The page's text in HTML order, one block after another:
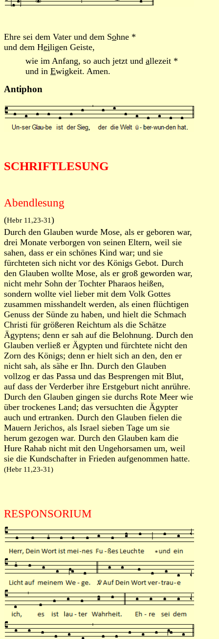
Ehre sei dem Vater und dem Sohne *
und dem Heiligen Geiste,
wie im Anfang, so auch jetzt und allezeit *
und in Ewigkeit. Amen.
Antiphon
SCHRIFTLESUNG
Abendlesung
(Hebr 11,23-31)
Durch den Glauben wurde Mose, als er geboren war,
drei Monate verborgen von seinen Eltern, weil sie
sahen, dass er ein schönes Kind war; und sie
fürchteten sich nicht vor des Königs Gebot. Durch
den Glauben wollte Mose, als er groß geworden war,
nicht mehr Sohn der Tochter Pharaos heißen,
sondern wollte viel lieber mit dem Volk Gottes
zusammen misshandelt werden, als einen flüchtigen
Genuss der Sünde zu haben, und hielt die Schmach
Christi für größeren Reichtum als die Schätze
Ägyptens; denn er sah auf die Belohnung. Durch den
Glauben verließ er Ägypten und fürchtete nicht den
Zorn des Königs; denn er hielt sich an den, den er
nicht sah, als sähe er Ihn. Durch den Glauben
vollzog er das Passa und das Besprengen mit Blut,
auf dass der Verderber ihre Erstgeburt nicht anrühre.
Durch den Glauben gingen sie durchs Rote Meer wie
über trockenes Land; das versuchten die Ägypter
auch und ertranken. Durch den Glauben fielen die
Mauern Jerichos, als Israel sieben Tage um sie
herum gezogen war. Durch den Glauben kam die
Hure Rahab nicht mit den Ungehorsamen um, weil
sie die Kundschafter in Frieden aufgenommen hatte.
(Hebr 11,23-31)
RESPONSORIUM